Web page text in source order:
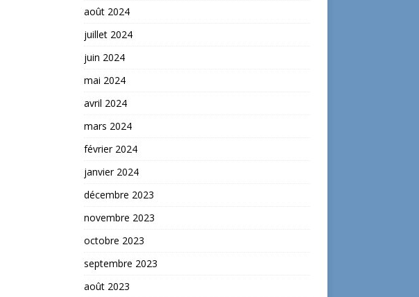
août 2024
juillet 2024
juin 2024
mai 2024
avril 2024
mars 2024
février 2024
janvier 2024
décembre 2023
novembre 2023
octobre 2023
septembre 2023
août 2023